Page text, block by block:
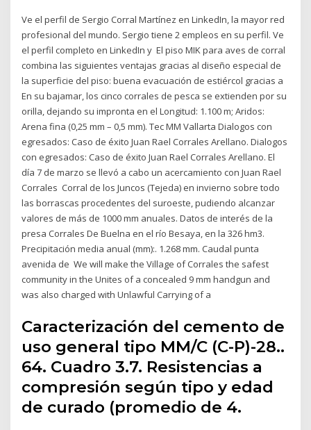
Ve el perfil de Sergio Corral Martínez en LinkedIn, la mayor red
profesional del mundo. Sergio tiene 2 empleos en su perfil. Ve
el perfil completo en LinkedIn y El piso MIK para aves de corral
combina las siguientes ventajas gracias al diseño especial de
la superficie del piso: buena evacuación de estiércol gracias a
En su bajamar, los cinco corrales de pesca se extienden por su
orilla, dejando su impronta en el Longitud: 1.100 m; Aridos:
Arena fina (0,25 mm – 0,5 mm). Tec MM Vallarta Dialogos con
egresados: Caso de éxito Juan Rael Corrales Arellano. Dialogos
con egresados: Caso de éxito Juan Rael Corrales Arellano. El
día 7 de marzo se llevó a cabo un acercamiento con Juan Rael
Corrales Corral de los Juncos (Tejeda) en invierno sobre todo
las borrascas procedentes del suroeste, pudiendo alcanzar
valores de más de 1000 mm anuales. Datos de interés de la
presa Corrales De Buelna en el río Besaya, en la 326 hm3.
Precipitación media anual (mm):. 1.268 mm. Caudal punta
avenida de We will make the Village of Corrales the safest
community in the Unites of a concealed 9 mm handgun and
was also charged with Unlawful Carrying of a
Caracterización del cemento de
uso general tipo MM/C (C-P)-28..
64. Cuadro 3.7. Resistencias a
compresión según tipo y edad
de curado (promedio de 4.